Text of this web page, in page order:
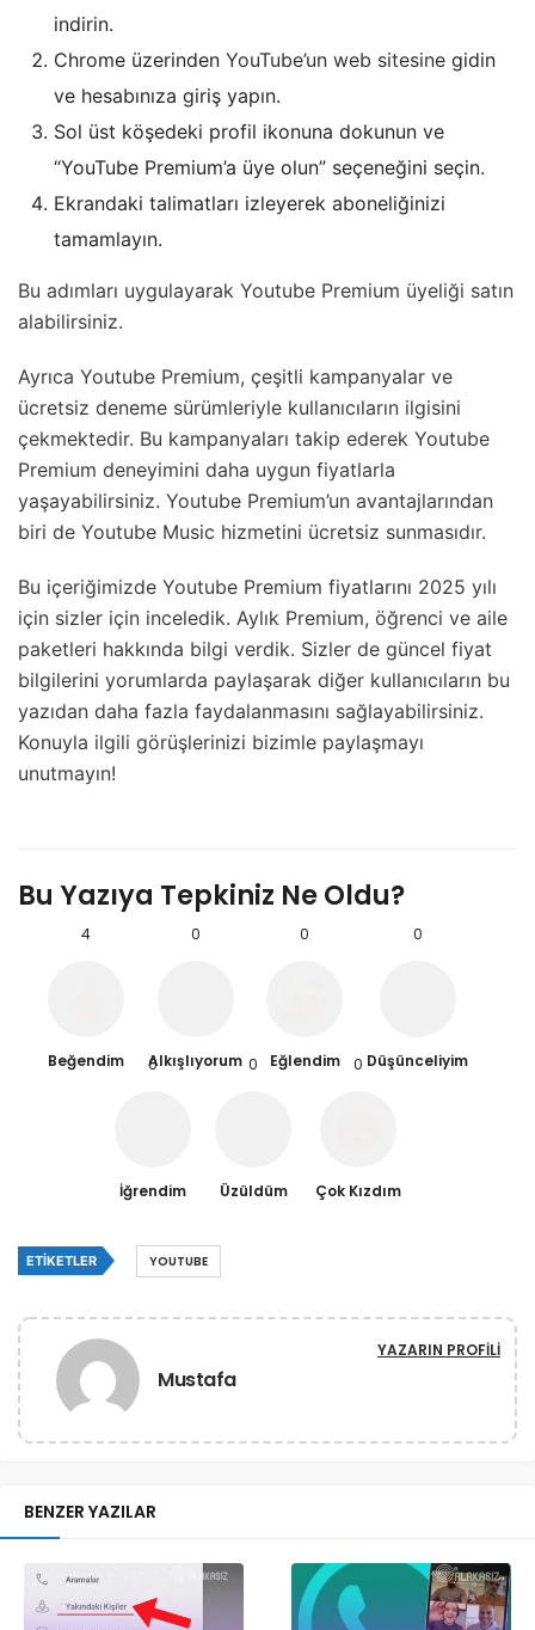
indirin.
Chrome üzerinden YouTube’un web sitesine gidin
ve hesabınıza giriş yapın.
Sol üst köşedeki profil ikonuna dokunun ve
“YouTube Premium’a üye olun” seçeneğini seçin.
Ekrandaki talimatları izleyerek aboneliğinizi
tamamlayın.
Bu adımları uygulayarak Youtube Premium üyeliği satın
alabilirsiniz.
Ayrıca Youtube Premium, çeşitli kampanyalar ve
ücretsiz deneme sürümleriyle kullanıcıların ilgisini
çekmektedir. Bu kampanyaları takip ederek Youtube
Premium deneyimini daha uygun fiyatlarla
yaşayabilirsiniz. Youtube Premium’un avantajlarından
biri de Youtube Music hizmetini ücretsiz sunmasıdır.
Bu içeriğimizde Youtube Premium fiyatlarını 2025 yılı
için sizler için inceledik. Aylık Premium, öğrenci ve aile
paketleri hakkında bilgi verdik. Sizler de güncel fiyat
bilgilerini yorumlarda paylaşarak diğer kullanıcıların bu
yazıdan daha fazla faydalanmasını sağlayabilirsiniz.
Konuyla ilgili görüşlerinizi bizimle paylaşmayı
unutmayın!
Bu Yazıya Tepkiniz Ne Oldu?
4
Beğendim
0
Alkışlıyorum
0
Eğlendim
0
Düşünceliyim
0
İğrendim
0
Üzüldüm
0
Çok Kızdım
ETIKETLER YOUTUBE
Mustafa
YAZARIN PROFILI
BENZER YAZILAR